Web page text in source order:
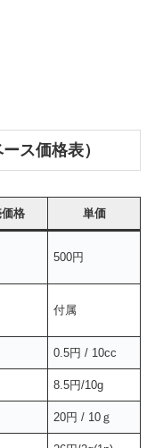
ス価格表）
格 単価
500円
付属
0.5円 / 10cc
8.5円/10g
20円 / 10ｇ